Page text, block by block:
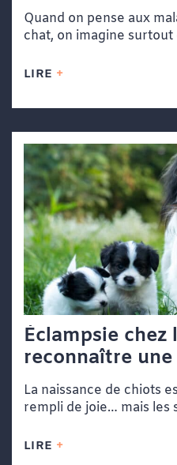
Quand on pense aux
chat, on imagine
LIRE
Éclampsie chez
reconnaître
la mise bas
La naissance de chiots
rempli de joie… mais les
LIRE